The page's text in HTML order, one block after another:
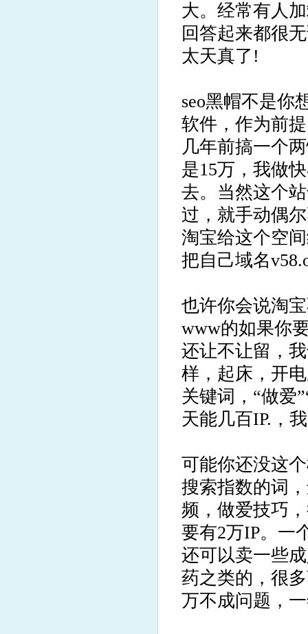
大。经常有人
回答起来都很
太天真了!
seo黑帽不是你
软件，作为前
几年前搞一个
是15万，我做
去。当然这个
过，就手动偶
淘宝给这个空
把自己域名
也许你会说淘
www的如果你
还让不让留，
样，起床，开
关键词，“做爱
天能几百IP.，
可能你还没这
搜索指数的词
频，做爱技巧
要有2万IP。一
还可以卖一些
药之类的，很
万不成问题，